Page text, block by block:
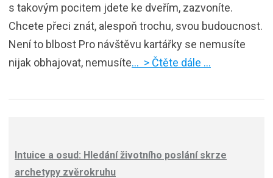
s takovým pocitem jdete ke dveřím, zazvoníte.
Chcete přeci znát, alespoň trochu, svou budoucnost.
Není to blbost Pro návštěvu kartářky se nemusíte
nijak obhajovat, nemusíte… > Čtěte dále …
Intuice a osud: Hledání životního poslání skrze
archetypy zvěrokruhu